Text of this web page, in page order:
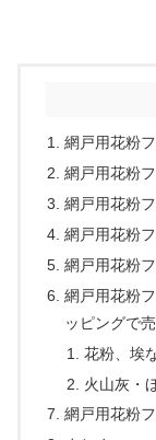
網戸用花粉
網戸用花粉
網戸用花粉
網戸用花粉
網戸用花粉
網戸用花粉
ッピングで
花粉、埃
火山灰・
網戸用花粉